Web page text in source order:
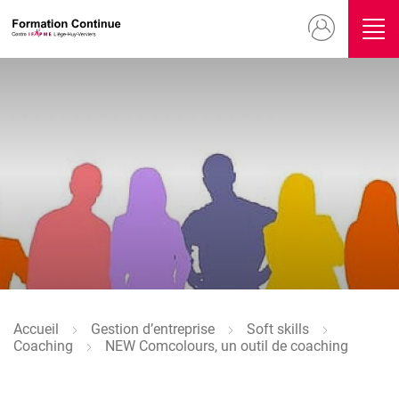
au
contenu
principal
Menu
du
Fil
d'Ariane
Accueil Gestion d’entreprise
Soft skills
Coaching
NEW Comcolours, un outil de coaching